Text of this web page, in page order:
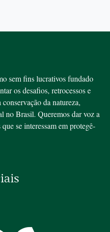
sem fins lucrativos fundado
os desafios, retrocessos e
da natureza,
no Brasil. Queremos dar voz a
se interessam em protegê-